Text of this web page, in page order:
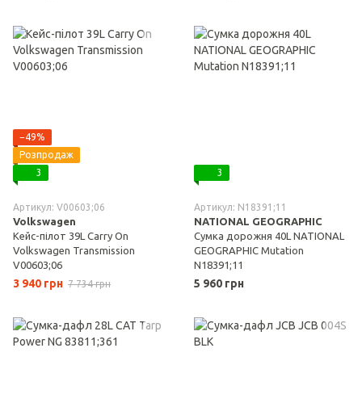
−49%
Розпродаж
3
Артикул: V00603;06
Volkswagen
Кейс-пілот 39L Carry On
Volkswagen Transmission
V00603;06
3 940 грн 7 734 грн
3
Артикул: N18391;11
NATIONAL GEOGRAPHIC
Сумка дорожня 40L NATIONAL
GEOGRAPHIC Mutation
N18391;11
5 960 грн